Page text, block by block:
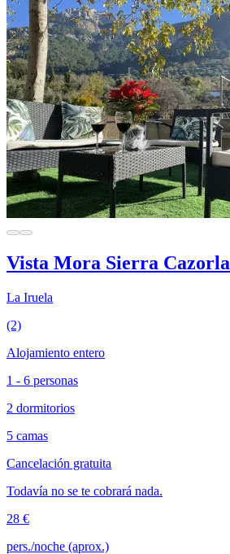
Vista Mora Sierra Cazorla
La Iruela
(2)
Alojamiento entero
1 - 6 personas
2 dormitorios
5 camas
Cancelación gratuita
Todavía no se te cobrará nada.
28 €
pers./noche (aprox.)